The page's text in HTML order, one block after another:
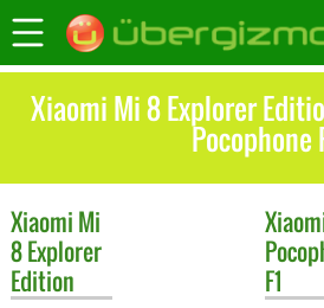
Xiaomi Mi 8 Explorer
Pocophone
Xiaomi Mi
8 Explorer
Edition
F1